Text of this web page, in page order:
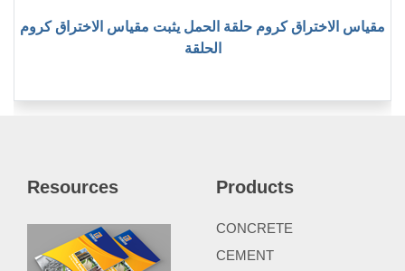
مقياس الاختراق كروم حلقة الحمل يثبت مقياس الاختراق كروم
الحلقة
Resources Products
CONCRETE
CEMENT